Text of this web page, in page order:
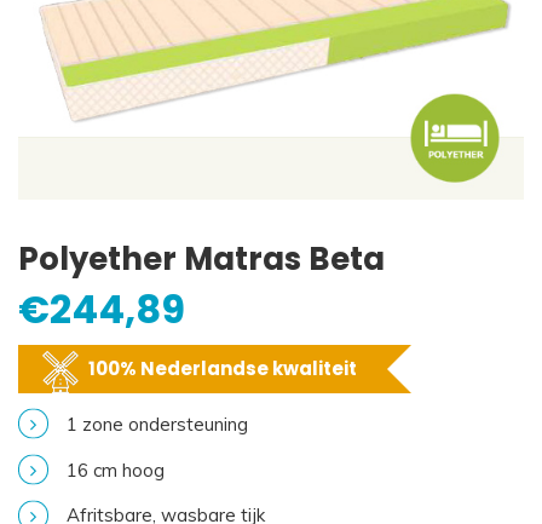
Polyether Matras Beta
€244,89
100% Nederlandse kwaliteit
1 zone ondersteuning
16 cm hoog
Afritsbare, wasbare tijk